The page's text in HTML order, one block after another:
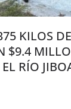
KILOS
$9.4
RÍO